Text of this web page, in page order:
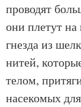
проводят
они плетут
гнезда из
нитей,
телом,
насекомых